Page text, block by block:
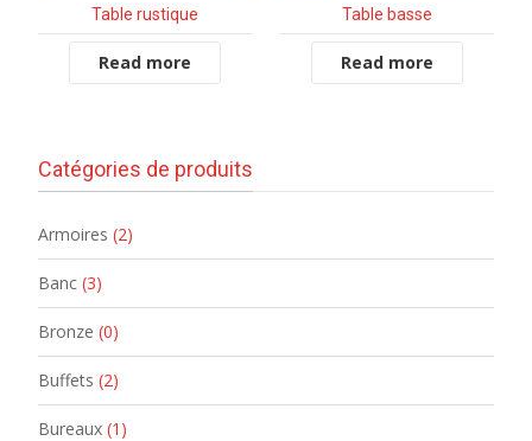
Table rustique
Read more
Table basse
Read more
Catégories de produits
Armoires (2)
Banc (3)
Bronze (0)
Buffets (2)
Bureaux (1)